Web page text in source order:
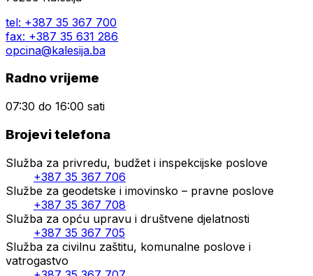
tel: +387 35 367 700
fax: +387 35 631 286
opcina@kalesija.ba
Radno vrijeme
07:30 do 16:00 sati
Brojevi telefona
Služba za privredu, budžet i inspekcijske poslove
+387 35 367 706
Službe za geodetske i imovinsko – pravne poslove
+387 35 367 708
Služba za opću upravu i društvene djelatnosti
+387 35 367 705
Služba za civilnu zaštitu, komunalne poslove i
vatrogastvo